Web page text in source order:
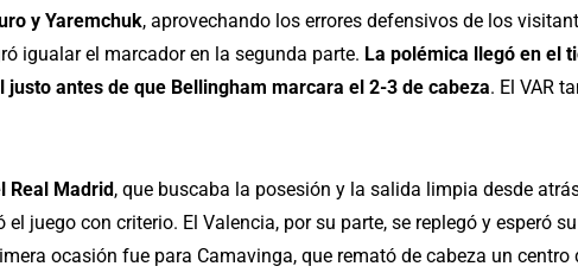
y Yaremchuk, aprovechando los errores defensivos de los
igualar el marcador en la segunda parte. La polémica llegó en el
antes de que Bellingham marcara el 2-3 de cabeza. El VAR
Real Madrid, que buscaba la posesión y la salida limpia desde
juego con criterio. El Valencia, por su parte, se replegó y esperó su
ocasión fue para Camavinga, que remató de cabeza un centro